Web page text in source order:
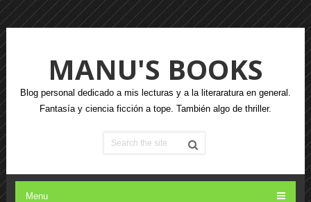
MANU'S BOOKS
Blog personal dedicado a mis lecturas y a la literaratura en general.
Fantasía y ciencia ficción a tope. También algo de thriller.
Menu